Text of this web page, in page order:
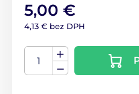
5,00 €
4,13 € bez DPH